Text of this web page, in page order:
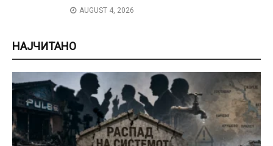
AUGUST 4, 2026
НАЈЧИТАНО